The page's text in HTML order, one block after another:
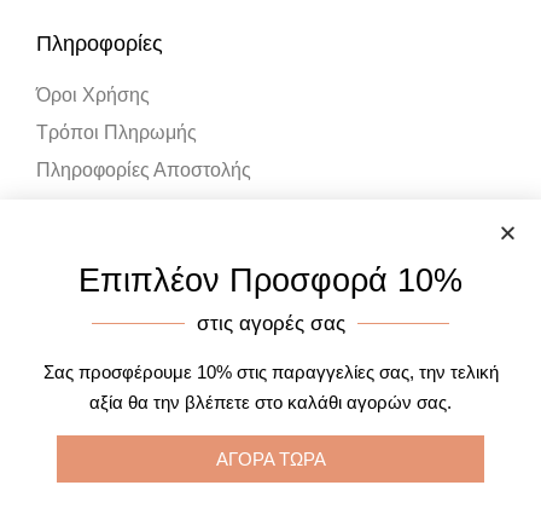
Πληροφορίες
Όροι Χρήσης
Τρόποι Πληρωμής
Πληροφορίες Αποστολής
Ο Λογαριασμός μου
Καλάθι Αγορών
Designed by One Page Studios
Επιπλέον Προσφορά 10%
στις αγορές σας
Σας προσφέρουμε 10% στις παραγγελίες σας, την τελική
αξία θα την βλέπετε στο καλάθι αγορών σας.
ΑΓΟΡΑ ΤΩΡΑ